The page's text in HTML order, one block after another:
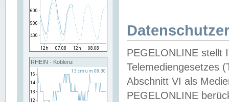
RHEIN - Koblenz
PEGELONLINE stellt
Telemediengesetzes
Abschnitt VI als
PEGELONLINE